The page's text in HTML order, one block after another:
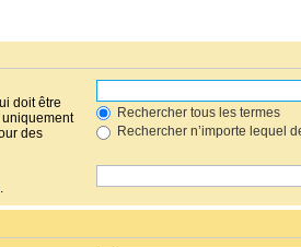
doit être
des
Rechercher tous les termes
Rechercher n’importe lequel